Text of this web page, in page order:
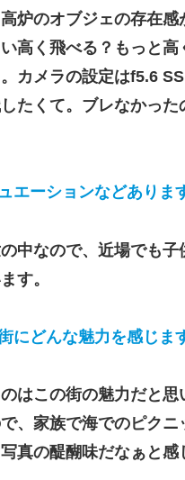
炉のオブジェの存在
高く飛べる？もっと
カメラの設定はf5.6
たくて。ブレなかっ
エーションなどありま
中なので、近場でも
す。
にどんな魅力を感じま
はこの街の魅力だと
、家族で海でのピク
真の醍醐味だなぁと感